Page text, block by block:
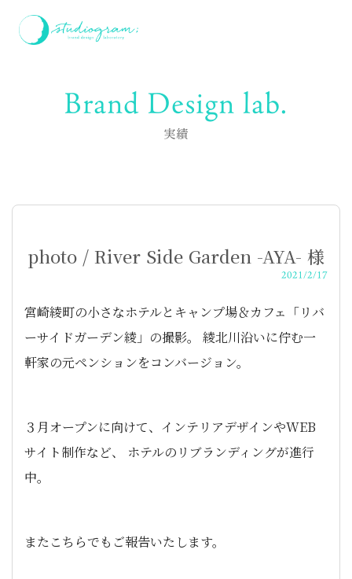
Brand Design lab.
実績
photo / River Side Garden -AYA- 様
2021/2/17
宮崎綾町の小さなホテルとキャンプ場＆カフェ「リバ
ーサイドガーデン綾」の撮影。 綾北川沿いに佇む一
軒家の元ペンションをコンバージョン。
３月オープンに向けて、インテリアデザインやWEB
サイト制作など、 ホテルのリブランディングが進行
中。
またこちらでもご報告いたします。